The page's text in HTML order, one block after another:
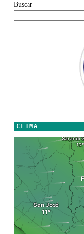
Buscar
CLIMA